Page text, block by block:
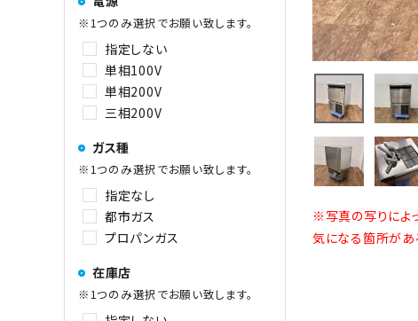
※1つのみ選択でお願い致します。
指定しない
単相100V
単相200V
三相200V
ガス種
※1つのみ選択でお願い致します。
指定なし
都市ガス
プロパンガス
在庫店
※1つのみ選択でお願い致します。
※写真の写りによ
気になる箇所があ